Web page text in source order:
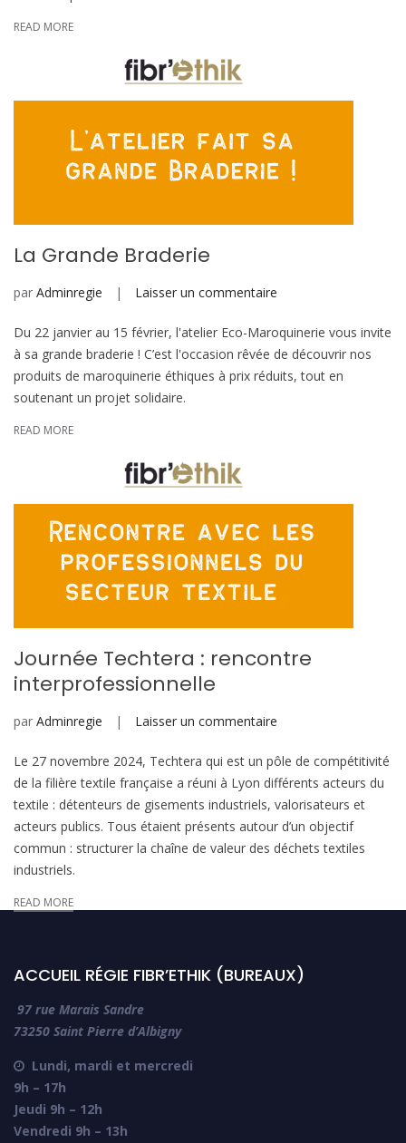
READ MORE
La Grande Braderie
par Adminregie Laisser un commentaire
Grande
Braderie
Du 22 janvier au 15 février, l'atelier Eco-Maroquinerie vous invite
à sa grande braderie ! C’est l'occasion rêvée de découvrir nos
produits de maroquinerie éthiques à prix réduits, tout en
soutenant un projet solidaire.
READ MORE
Journée Techtera : rencontre
interprofessionnelle
par Adminregie Laisser un commentaire
Techtera
:
rencontre
interprofessionnelle
Le 27 novembre 2024, Techtera qui est un pôle de compétitivité
de la filière textile française a réuni à Lyon différents acteurs du
textile : détenteurs de gisements industriels, valorisateurs et
acteurs publics. Tous étaient présents autour d’un objectif
commun : structurer la chaîne de valeur des déchets textiles
industriels.
READ MORE
ACCUEIL RÉGIE FIBR’ETHIK (BUREAUX)
97 rue Marais Sandre
73250 Saint Pierre d’Albigny

Lundi, mardi et mercredi
9h – 17h
Jeudi 9h – 12h
Vendredi 9h – 13h